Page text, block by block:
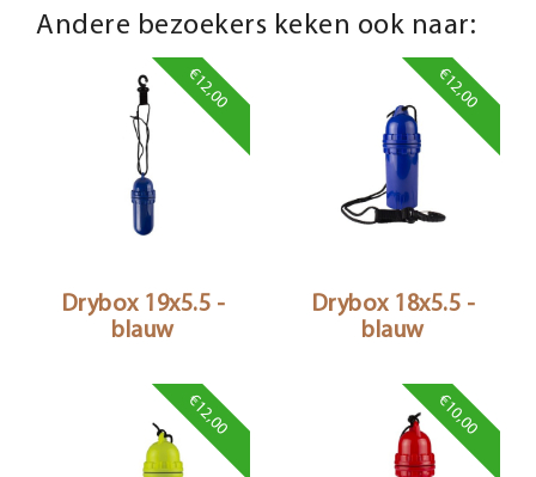
Andere bezoekers keken ook naar:
€12,00
Drybox 19x5.5 -
blauw
€12,00
Drybox 18x5.5 -
blauw
€12,00 €10,00